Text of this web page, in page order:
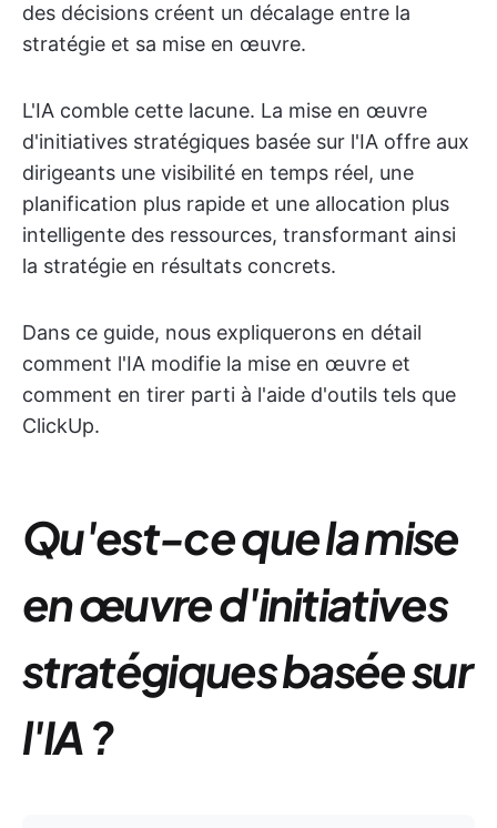
des décisions créent un décalage entre la
stratégie et sa mise en œuvre.
L'IA comble cette lacune. La mise en œuvre
d'initiatives stratégiques basée sur l'IA offre aux
dirigeants une visibilité en temps réel, une
planification plus rapide et une allocation plus
intelligente des ressources, transformant ainsi
la stratégie en résultats concrets.
Dans ce guide, nous expliquerons en détail
comment l'IA modifie la mise en œuvre et
comment en tirer parti à l'aide d'outils tels que
ClickUp.
Qu'est-ce que la mise
en œuvre d'initiatives
stratégiques basée sur
l'IA ?